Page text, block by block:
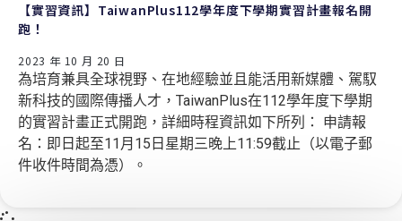
【實習資訊】TaiwanPlus112學年度下學期實習計畫報名開
跑！
2023 年 10 月 20 日
為培育兼具全球視野、在地經驗並且能活用新媒體、駕馭
新科技的國際傳播人才，TaiwanPlus在112學年度下學期
的實習計畫正式開跑，詳細時程資訊如下所列： 申請報
名：即日起至11月15日星期三晚上11:59截止（以電子郵
件收件時間為憑）。